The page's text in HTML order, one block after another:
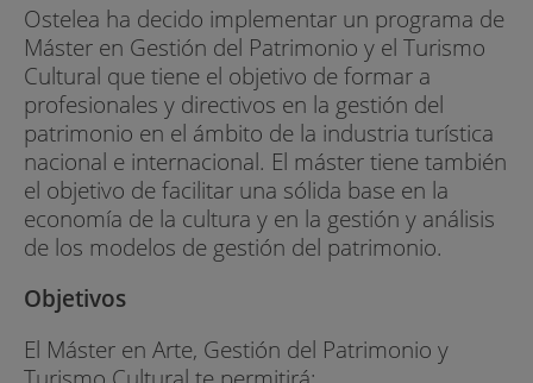
Ostelea ha decido implementar un programa de
Máster en Gestión del Patrimonio y el Turismo
Cultural que tiene el objetivo de formar a
profesionales y directivos en la gestión del
patrimonio en el ámbito de la industria turística
nacional e internacional. El máster tiene también
el objetivo de facilitar una sólida base en la
economía de la cultura y en la gestión y análisis
de los modelos de gestión del patrimonio.
Objetivos
El Máster en Arte, Gestión del Patrimonio y